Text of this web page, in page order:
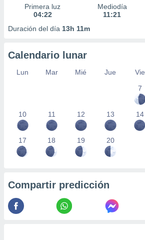
Primera luz
04:22
Mediodía
11:21
Duración del día 13h 11m
Calendario lunar
Lun Mar Mié Jue Vie
7
10 11 12 13 14
17 18 19 20
Compartir predicción